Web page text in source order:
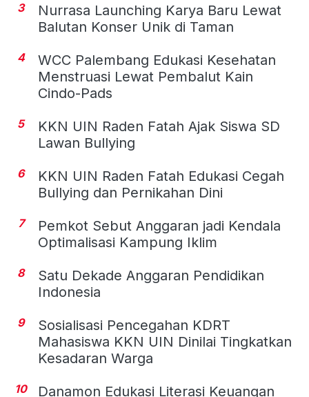
3
Nurrasa Launching Karya Baru Lewat
Balutan Konser Unik di Taman
4
WCC Palembang Edukasi Kesehatan
Menstruasi Lewat Pembalut Kain
Cindo-Pads
5
KKN UIN Raden Fatah Ajak Siswa SD
Lawan Bullying
6
KKN UIN Raden Fatah Edukasi Cegah
Bullying dan Pernikahan Dini
7
Pemkot Sebut Anggaran jadi Kendala
Optimalisasi Kampung Iklim
8
Satu Dekade Anggaran Pendidikan
Indonesia
9
Sosialisasi Pencegahan KDRT
Mahasiswa KKN UIN Dinilai Tingkatkan
Kesadaran Warga
10
Danamon Edukasi Literasi Keuangan